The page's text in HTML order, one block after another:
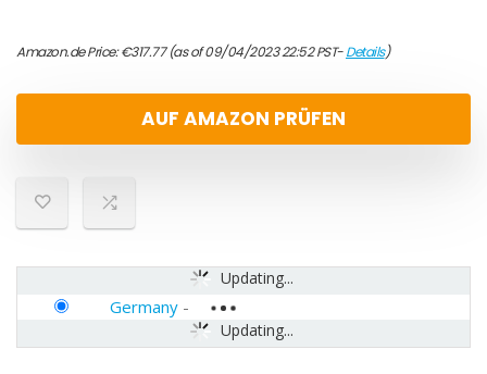
Amazon.de Price:€317.77(as of 09/04/2023 22:52 PST-Details)
AUF AMAZON PRÜFEN
Updating...
Updating...
Germany -